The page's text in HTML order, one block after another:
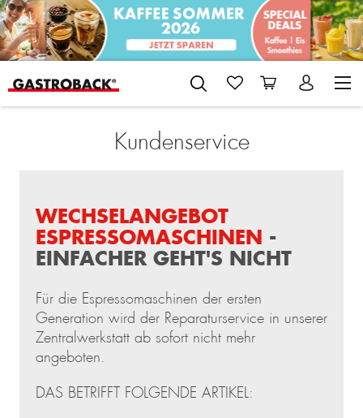
Kundenservice
WECHSELANGEBOT
ESPRESSOMASCHINEN -
EINFACHER GEHT'S NICHT
Für die Espressomaschinen der ersten
Generation wird der Reparaturservice in unserer
Zentralwerkstatt ab sofort nicht mehr
angeboten.
DAS BETRIFFT FOLGENDE ARTIKEL: